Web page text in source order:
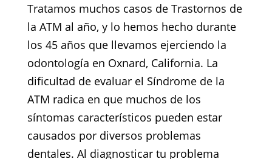
Tratamos muchos casos de Trastornos de
la ATM al año, y lo hemos hecho durante
los 45 años que llevamos ejerciendo la
odontología en Oxnard, California. La
dificultad de evaluar el Síndrome de la
ATM radica en que muchos de los
síntomas característicos pueden estar
causados por diversos problemas
dentales. Al diagnosticar tu problema